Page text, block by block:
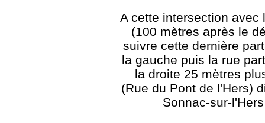
A cette intersection avec
(100 mètres après le
suivre cette dernière
la gauche puis la rue
la droite 25 mètres
(Rue du Pont de l'Hers)
Sonnac-sur-l'Hers